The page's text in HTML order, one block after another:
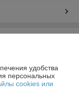
д.58 к.7-34
удобства
персональных
cookies или